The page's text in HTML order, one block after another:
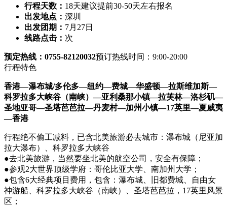
行程天数： 18天建议提前30-50天左右报名
出发地点： 深圳
出发团期： 7月27日
线路点击： 次
预定热线：0755-82120032预订热线时间：9:00-20:00
行程特色
香港—瀑布城/多伦多—纽约—费城—华盛顿—拉斯维加斯—
科罗拉多大峡谷（南峡）—亚利桑那小镇—拉芙林—洛杉矶—
圣地亚哥—圣塔芭芭拉—丹麦村—加州小镇—17英里—夏威夷
—香港
行程绝不偷工减料，已含北美旅游必去城市：瀑布城（尼亚加
拉大瀑布）、科罗拉多大峡谷
●去北美旅游，当然要坐北美的航空公司，安全有保障；
●参观2大世界顶级学府：哥伦比亚大学、南加州大学；
●包含6大经典项目费用，包含：瀑布城、旧都费城、自由女
神游船、科罗拉多大峡谷（南峡）、圣塔芭芭拉，17英里风景
区；